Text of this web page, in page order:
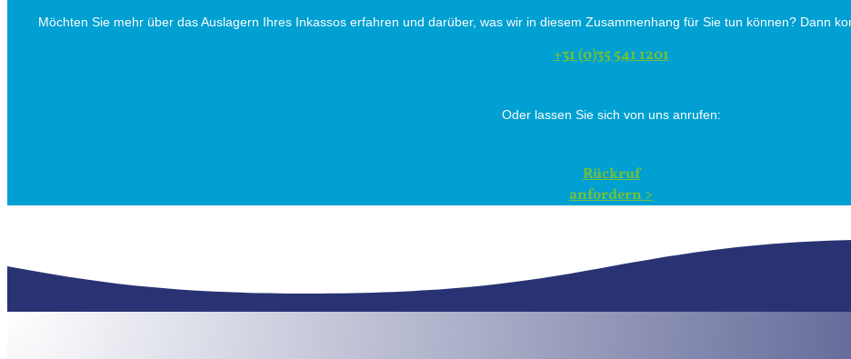
Möchten Sie mehr über das Auslagern Ihres Inkassos erfahren und darüber, was wir in diesem Zusammenhang für Sie tun können? Dann
+31 (0)35 541 1201
Oder lassen Sie sich von uns anrufen:
Rückruf
anfordern >